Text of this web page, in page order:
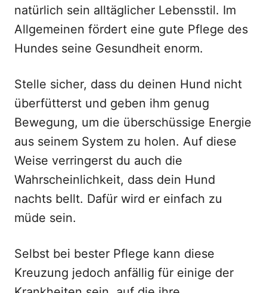
natürlich sein alltäglicher Lebensstil. Im
Allgemeinen fördert eine gute Pflege des
Hundes seine Gesundheit enorm.
Stelle sicher, dass du deinen Hund nicht
überfütterst und geben ihm genug
Bewegung, um die überschüssige Energie
aus seinem System zu holen. Auf diese
Weise verringerst du auch die
Wahrscheinlichkeit, dass dein Hund
nachts bellt. Dafür wird er einfach zu
müde sein.
Selbst bei bester Pflege kann diese
Kreuzung jedoch anfällig für einige der